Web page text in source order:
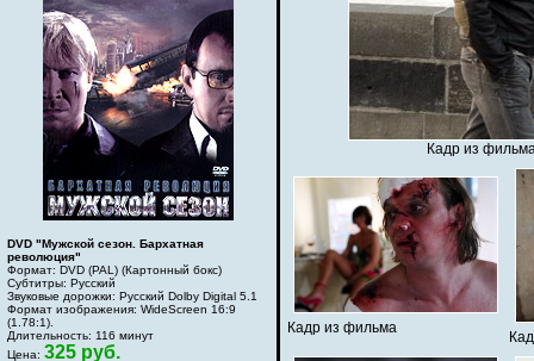
DVD "Мужской сезон. Бархатная
революция"
Формат: DVD (PAL) (Картонный бокс)
Субтитры: Русский
Звуковые дорожки: Русский Dolby Digital 5.1
Формат изображения: WideScreen 16:9
(1.78:1).
Длительность: 116 минут
Цена: 325 руб.
Кадр из
Кадр из фильма